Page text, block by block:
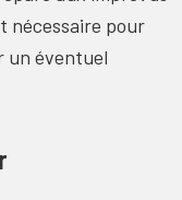
nécessaire pour
un éventuel